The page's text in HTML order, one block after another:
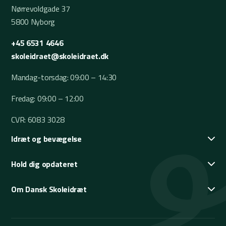
Nørrevoldgade 37
5800 Nyborg
+45 6531 4646
skoleidraet@skoleidraet.dk
Mandag-torsdag: 09:00 – 14:30
Fredag: 09:00 – 12:00
CVR: 6083 3028
Idræt og bevægelse
Hold dig opdateret
Om Dansk Skoleidræt